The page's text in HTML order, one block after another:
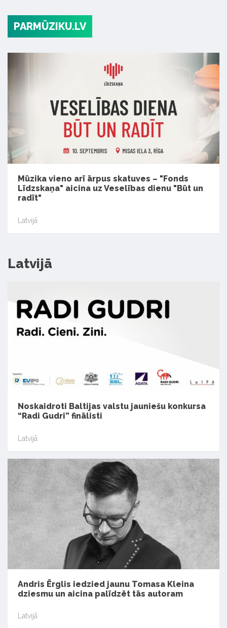
PARMŪZIKU.LV
Mūzika vieno arī ārpus skatuves – "Fonds
Līdzskaņa" aicina uz Veselības dienu "Būt un
radīt"
Latvijā
Latvijā
Noskaidroti Baltijas valstu jauniešu konkursa
“Radi Gudri” finālisti
Latvijā
Andris Ērglis iedzied jaunu Tomasa Kleina
dziesmu un aicina palīdzēt tās autoram
Latvijā